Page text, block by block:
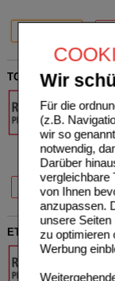
Wir
Für die
(z.B.
wir so
notwendig,
Darüber
vergleichbare
von Ihnen
anzupassen.
unsere
zu optimieren
Werbung
05705395
50St
20 St
ETORICOXIB AL 60
ALIUD
50St